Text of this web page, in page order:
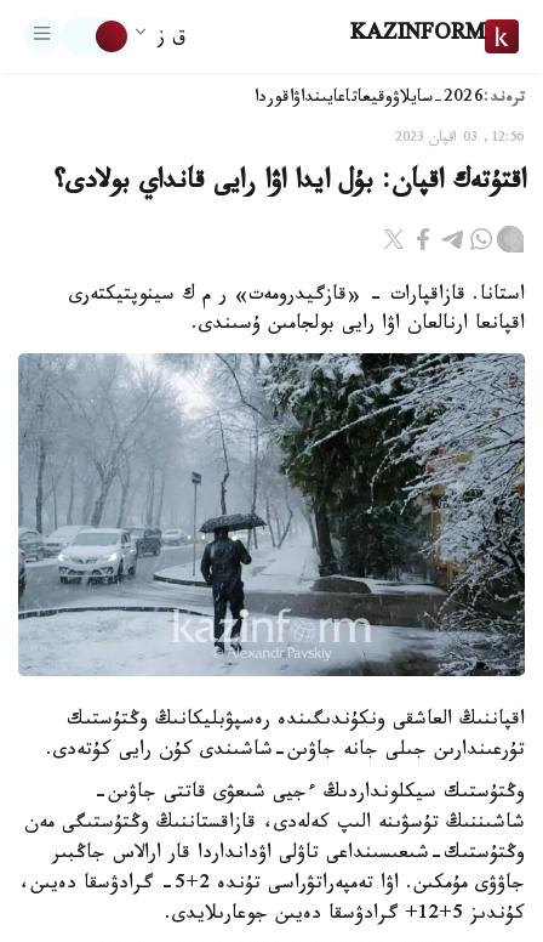
KAZINFORM ق ز
ترەند:2026-سايلاۋ وقيعاتاعايىنداۋاقوردا
12:56, 03 اقپان 2023
اقتۇتەك اقپان: بۇل ايدا اۋا رايى قانداي بولادى؟
استانا. قازاقپارات - «قازگيدرومەت» ر م ك سينوپتيكتەرى
اقپانعا ارنالعان اۋا رايى بولجامىن ۇسىندى.
اقپاننىڭ العاشقى ونكۇندىگىندە رەسپۋبليكانىڭ وڭتۇستىك
تۇرعىندارىن جىلى جانە جاۋىن-شاشىندى كۇن رايى كۇتەدى.
وڭتۇستىك سيكلونداردىڭ ءجيى شىعۋى قاتتى جاۋىن-
شاشىننىڭ تۇسۋىنە الىپ كەلەدى، قازاقستاننىڭ وڭتۇستىگى مەن
وڭتۇستىك-شىعىسىنداعى تاۋلى اۋدانداردا قار ارالاس جاڭبىر
جاۋۋى مۇمكىن. اۋا تەمپەراتۋراسى تۇندە 2+5- گرادۋسقا دەيىن،
كۇندىز 5+12+ گرادۋسقا دەيىن جوعارىلايدى.